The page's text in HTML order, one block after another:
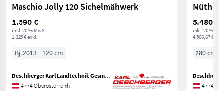
Maschio Jolly 120 Sichelmähwerk
1.590 €
inkl. 20 % MwSt.
1.325 € exkl.
Bj. 2013 120 cm
Deschberger Karl Landtechnik GesmbH & Co KG
4774 Oberösterreich
5.480 €
inkl. 20 %
4.566,67 €
280 cm
4774